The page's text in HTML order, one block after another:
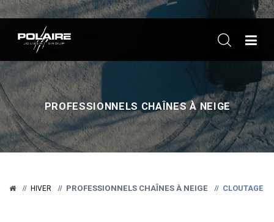
PROFESSIONNELS CHAÎNES À NEIGE
HIVER PROFESSIONNELS CHAÎNES À NEIGE CLOUTAGE